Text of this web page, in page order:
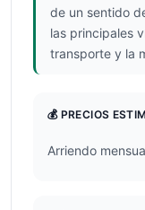
de un sentido
las principales
transporte y la
💰 PRECIOS
Arriendo